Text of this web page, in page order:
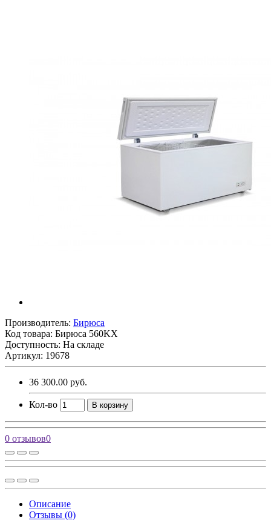
Производитель: Бирюса
Код товара: Бирюса 560KХ
Доступность: На складе
Артикул: 19678
36 300.00 руб.
Кол-во В корзину
0 отзывов0
Описание
Отзывы (0)